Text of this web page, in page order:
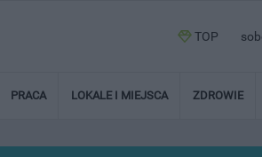
TOP
PRACA LOKALE I MIEJSCA ZDROWIE